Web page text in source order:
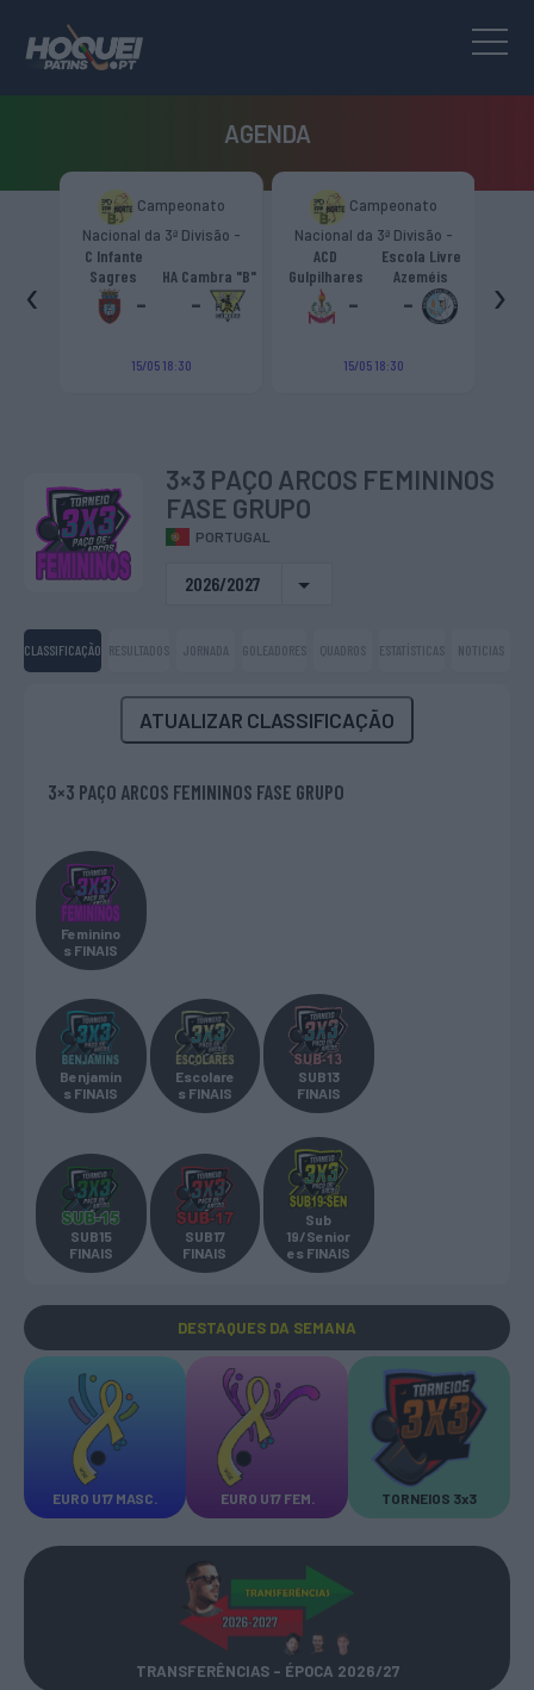
AGENDA
Campeonato
Nacional da 3ª Divisão -
Zona Norte “B”
C Infante
Sagres
-
HA Cambra "B"
-
15/05 18:30
Campeonato
Nacional da 3ª Divisão -
Zona Norte “B”
ACD
Gulpilhares
-
Escola Livre
Azeméis
-
15/05 18:30
‹ ›
3×3 PAÇO ARCOS FEMININOS
FASE GRUPO
PORTUGAL
2026/2027
CLASSIFICAÇÃO RESULTADOS JORNADA GOLEADORES QUADROS ESTATÍSTICAS NOTICIAS
ATUALIZAR CLASSIFICAÇÃO
3×3 PAÇO ARCOS FEMININOS FASE GRUPO
Feminino
s FINAIS
Benjamin
s FINAIS
Escolare
s FINAIS
SUB13
FINAIS
SUB15
FINAIS
SUB17
FINAIS
Sub
19/Senior
es FINAIS
DESTAQUES DA SEMANA
EURO U17 MASC. EURO U17 FEM. TORNEIOS 3x3
TRANSFERÊNCIAS - ÉPOCA 2026/27